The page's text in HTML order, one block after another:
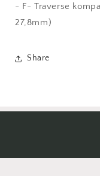
- F- Traverse
27,8mm)
Share